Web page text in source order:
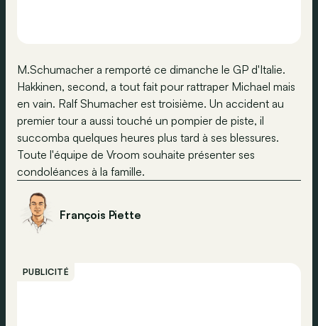
M.Schumacher a remporté ce dimanche le GP d'Italie.
Hakkinen, second, a tout fait pour rattraper Michael mais
en vain. Ralf Shumacher est troisième. Un accident au
premier tour a aussi touché un pompier de piste, il
succomba quelques heures plus tard à ses blessures.
Toute l'équipe de Vroom souhaite présenter ses
condoléances à la famille.
François Piette
PUBLICITÉ